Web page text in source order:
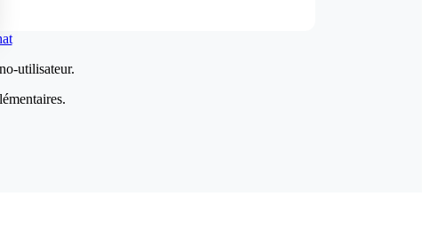
utilisateur.